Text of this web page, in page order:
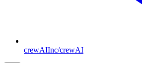
crewAIInc/crewAI